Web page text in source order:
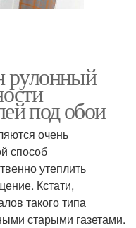
рулонный
под обои
очень
способ
утеплить
Кстати,
такого типа
старыми газетами.